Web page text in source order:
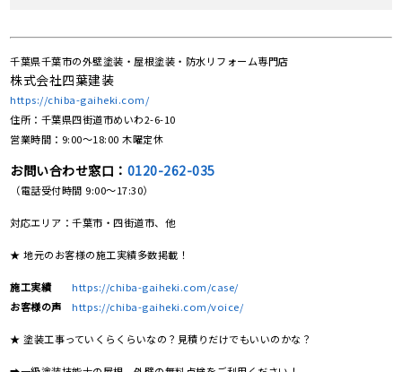
千葉県千葉市の外壁塗装・屋根塗装・防水リフォーム専門店
株式会社四葉建装
https://chiba-gaiheki.com/
住所：千葉県四街道市めいわ2-6-10
営業時間：9:00〜18:00 木曜定休
お問い合わせ窓口： 0120-262-035
（電話受付時間 9:00〜17:30）
対応エリア：千葉市・四街道市、他
★ 地元のお客様の施工実績多数掲載！
施工実績
https://chiba-gaiheki.com/case/
お客様の声
https://chiba-gaiheki.com/voice/
★ 塗装工事っていくらくらいなの？見積りだけでもいいのかな？